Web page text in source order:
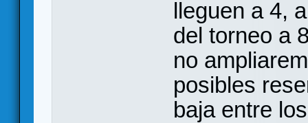
lleguen a 4,
del torneo a
no
posibles
baja entre